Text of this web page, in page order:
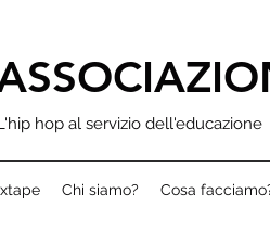
hop al servizio dell'educazione
Chi siamo? Cosa